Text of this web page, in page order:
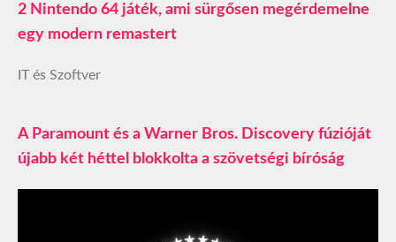
2 Nintendo 64 játék, ami sürgősen megérdemelne
egy modern remastert
IT és Szoftver
A Paramount és a Warner Bros. Discovery fúzióját
újabb két héttel blokkolta a szövetségi bíróság